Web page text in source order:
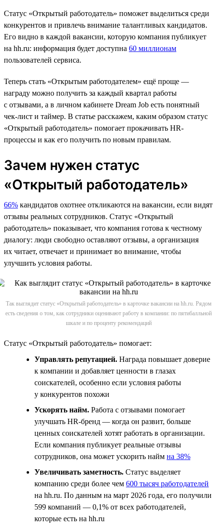
Статус «Открытый работодатель» поможет выделиться среди
конкурентов и привлечь внимание талантливых кандидатов.
Его видно в каждой вакансии, которую компания публикует
на hh.ru: информация будет доступна 60 миллионам
пользователей сервиса.
Теперь стать «Открытым работодателем» ещё проще —
награду можно получить за каждый квартал работы
с отзывами, а в личном кабинете Dream Job есть понятный
чек-лист и таймер. В статье расскажем, каким образом статус
«Открытый работодатель» помогает прокачивать HR-
процессы и как его получить по новым правилам.
Зачем нужен статус
«Открытый работодатель»
66% кандидатов охотнее откликаются на вакансии, если видят
отзывы реальных сотрудников. Статус «Открытый
работодатель» показывает, что компания готова к честному
диалогу: люди свободно оставляют отзывы, а организация
их читает, отвечает и принимает во внимание, чтобы
улучшить условия работы.
Так выглядит статус «Открытый работодатель» в карточке вакансии на hh.ru. Рядом
есть сведения о том, как сотрудники оценивают работу в компании: по пятибалльной
шкале и по проценту рекомендаций
Статус «Открытый работодатель» помогает:
Управлять репутацией. Награда повышает доверие
к компании и добавляет ценности в глазах
соискателей, особенно если условия работы
у конкурентов похожи
Ускорять найм. Работа с отзывами помогает
улучшать HR-бренд — когда он развит, больше
ценных соискателей хотят работать в организации.
Если компания публикует реальные отзывы
сотрудников, она может ускорить найм на 38%
Увеличивать заметность. Статус выделяет
компанию среди более чем 600 тысяч работодателей
на hh.ru. По данным на март 2026 года, его получили
599 компаний — 0,1% от всех работодателей,
которые есть на hh.ru